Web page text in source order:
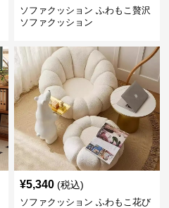
ソファクッション ふわもこ贅沢
ソファクッション
¥5,340 (税込)
ソファクッション ふわもこ花び